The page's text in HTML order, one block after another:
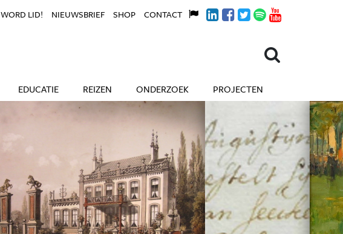
EDUCATIE REIZEN ONDERZOEK PROJECTEN
WORD LID! NIEUWSBRIEF SHOP CONTACT